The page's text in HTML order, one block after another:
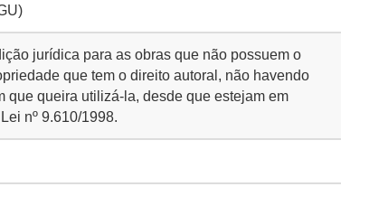
jurídica para as obras que não possuem o
que tem o direito autoral, não havendo
que queira utilizá-la, desde que estejam em
nº 9.610/1998.